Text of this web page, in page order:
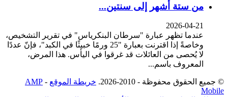
من ستة أشهر إلى سنتين...
2026-04-21
عندما تظهر عبارة "سرطان البنكرياس" في تقرير التشخيص،
وخاصةً إذا اقترنت بعبارة "25 ورمًا خبيثًا في الكبد"، فإنّ عددًا
لا يُحصى من العائلات قد غرقوا في اليأس. هذا المرض،
المعروف باسم...
© جميع الحقوق محفوظة - 2010-2026. خريطة الموقع -
AMP
Mobile